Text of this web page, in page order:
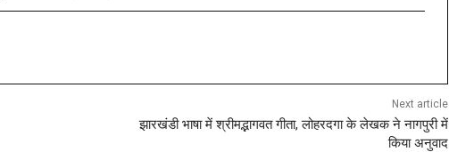
Next article
झारखंडी भाषा में श्रीमद्भागवत गीता, लोहरदगा के लेखक ने नागपुरी में
किया अनुवाद